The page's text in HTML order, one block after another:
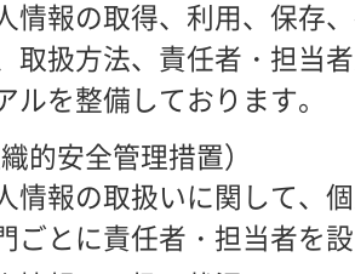
情報の取得、利用、保存
取扱方法、責任者・担当
ルを整備しております。
織的安全管理措置）
情報の取扱いに関して、
ごとに責任者・担当者を